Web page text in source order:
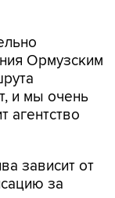
и мы очень
зависит от
со